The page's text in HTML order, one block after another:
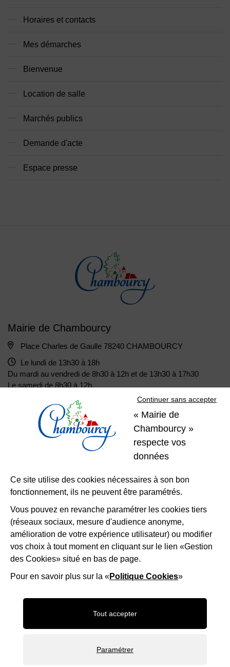
Horaires et contacts
Mes démarches
Bienvenue
Location de salle
Marchés publics
Demande d'acte
Espace presse
Mairie de Chambourcy
Place Charles de Gaulle 78240 CHAMBOURCY
Le lundi de 13h30 à 18h
Du mardi au vendredi de 8h30 à 12h et de 13h30 à 17h30
Le samedi de 8h30 à 12h
01 39 22 31 31 Nous contacter
Restons
connectés
Télécharger l’application
Nous suivre
Facebook
Instagram
LinkedIn
Mentions légalesAccessibilité
Politique d'utilisation des cookiesGestion des cookies
Maison-Andre-Derain
Desert-Retz Saint-
Frame_9OTISGBS
Continuer sans accepter
« Mairie de
Chambourcy »
respecte vos
données
Ce site utilise des cookies nécessaires à son bon
fonctionnement, ils ne peuvent être paramétrés.
Vous pouvez en revanche paramétrer les cookies tiers
(réseaux sociaux, mesure d'audience anonyme,
amélioration de votre expérience utilisateur) ou modifier
vos choix à tout moment en cliquant sur le lien «Gestion
des Cookies» situé en bas de page.
Pour en savoir plus sur la «Politique Cookies»
Tout accepter
Paramétrer